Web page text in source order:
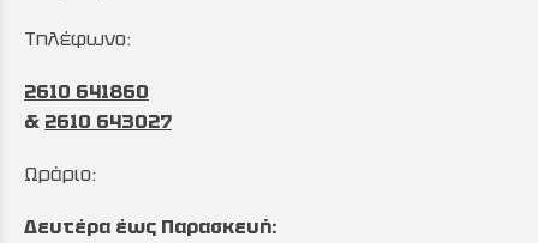
Τηλέφωνο:
2610 641860
& 2610 643027
Ωράριο:
Δευτέρα έως Παρασκευή: